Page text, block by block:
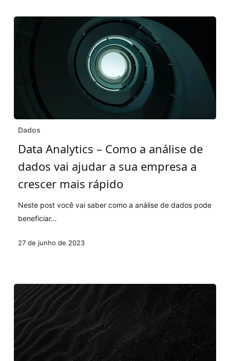
Data
Como
de
dados
ajudar
empresa
a
crescer
mais
rápido
Dados
Data Analytics – Como a análise de
dados vai ajudar a sua empresa a
crescer mais rápido
Neste post você vai saber como a análise de dados pode
beneficiar…
27 de junho de 2023